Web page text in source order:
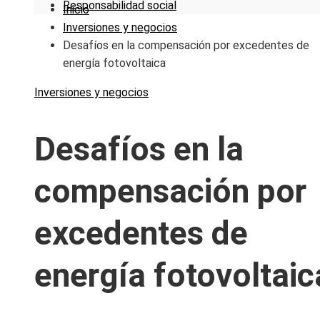
Responsabilidad social
Inicio
Inversiones y negocios
Desafíos en la compensación por excedentes de
energía fotovoltaica
Inversiones y negocios
Desafíos en la
compensación por
excedentes de
energía